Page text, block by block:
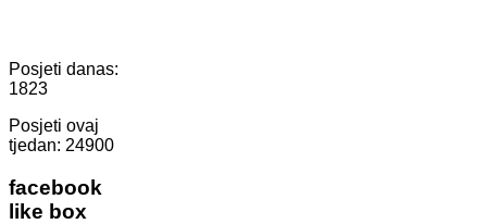
Posjeti danas:
1823
Posjeti ovaj
tjedan: 24900
facebook
like box